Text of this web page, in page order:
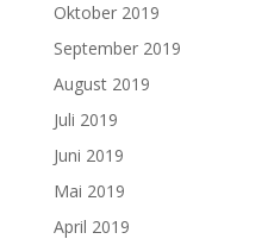
Oktober 2019
September 2019
August 2019
Juli 2019
Juni 2019
Mai 2019
April 2019